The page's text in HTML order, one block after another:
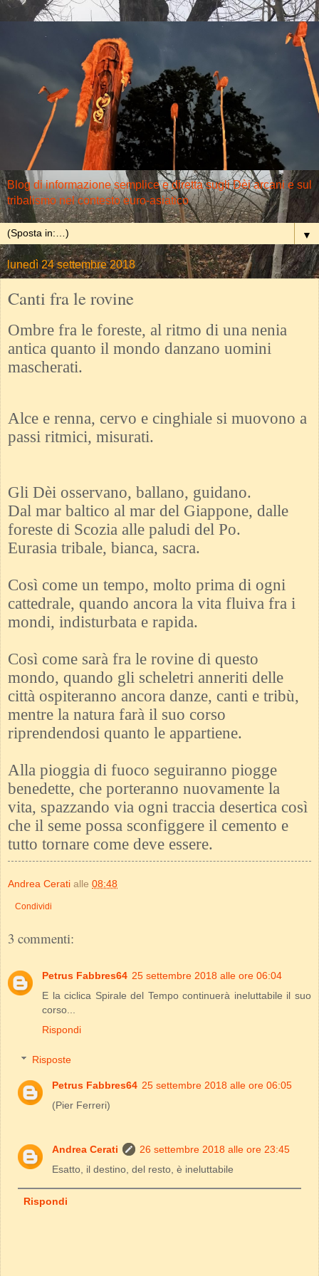
Blog di informazione semplice e diretta sugli Dèi arcani e sul
tribalismo nel contesto euro-asiatico
▼
lunedì 24 settembre 2018
Canti fra le rovine
Ombre fra le foreste, al ritmo di una nenia
antica quanto il mondo danzano uomini
mascherati.
Alce e renna, cervo e cinghiale si muovono a
passi ritmici, misurati.
Gli Dèi osservano, ballano, guidano.
Dal mar baltico al mar del Giappone, dalle
foreste di Scozia alle paludi del Po.
Eurasia tribale, bianca, sacra.
Così come un tempo, molto prima di ogni
cattedrale, quando ancora la vita fluiva fra i
mondi, indisturbata e rapida.
Così come sarà fra le rovine di questo
mondo, quando gli scheletri anneriti delle
città ospiteranno ancora danze, canti e tribù,
mentre la natura farà il suo corso
riprendendosi quanto le appartiene.
Alla pioggia di fuoco seguiranno piogge
benedette, che porteranno nuovamente la
vita, spazzando via ogni traccia desertica così
che il seme possa sconfiggere il cemento e
tutto tornare come deve essere.
Andrea Cerati alle 08:48
Condividi
3 commenti:
Petrus Fabbres64 25 settembre 2018 alle ore 06:04
E la ciclica Spirale del Tempo continuerà ineluttabile il suo
corso...
Rispondi
Risposte
Petrus Fabbres64 25 settembre 2018 alle ore 06:05
(Pier Ferreri)
Andrea Cerati
26 settembre 2018 alle ore 23:45
Esatto, il destino, del resto, è ineluttabile
Rispondi